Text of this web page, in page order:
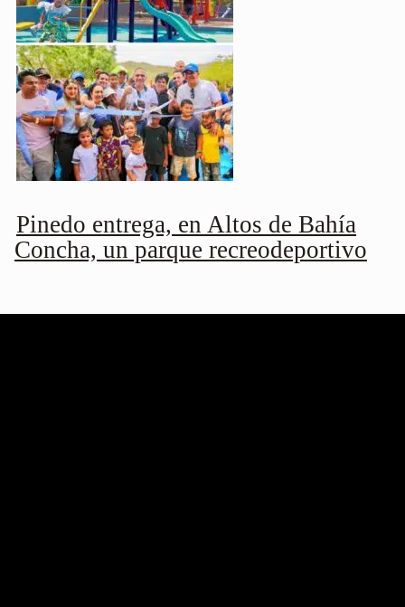
Pinedo entrega, en Altos de Bahía
Concha, un parque recreodeportivo